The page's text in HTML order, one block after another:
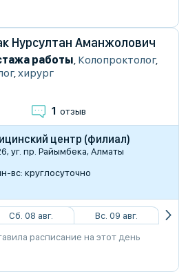
Нурсултан Аманжолович
работы, Колопроктолог,
,хирург
1 отзыв
центр (филиал)
уг. пр. Райымбека, Алматы
вс: круглосуточно
Сб. 08 авг.
Вс. 09 авг.
расписание на этот день